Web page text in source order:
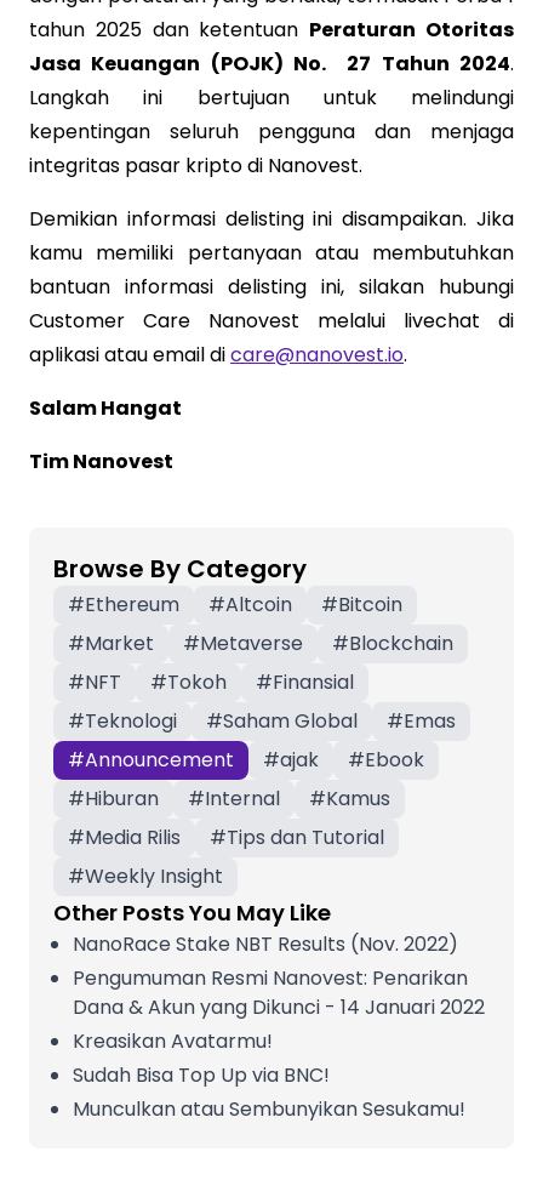
tahun 2025 dan ketentuan Peraturan Otoritas
Jasa Keuangan (POJK) No. 27 Tahun 2024.
Langkah ini bertujuan untuk melindungi
kepentingan seluruh pengguna dan menjaga
integritas pasar kripto di Nanovest.
Demikian informasi delisting ini disampaikan. Jika
kamu memiliki pertanyaan atau membutuhkan
bantuan informasi delisting ini, silakan hubungi
Customer Care Nanovest melalui livechat di
aplikasi atau email dicare@nanovest.io.
Salam Hangat
Tim Nanovest
Browse By Category
#Ethereum #Altcoin #Bitcoin
#Market #Metaverse #Blockchain
#NFT #Tokoh #Finansial
#Teknologi #Saham Global #Emas
#Announcement #ajak #Ebook
#Hiburan #Internal #Kamus
#Media Rilis #Tips dan Tutorial
#Weekly Insight
Other Posts You May Like
NanoRace Stake NBT Results (Nov. 2022)
Pengumuman Resmi Nanovest: Penarikan
Dana & Akun yang Dikunci - 14 Januari 2022
Kreasikan Avatarmu!
Sudah Bisa Top Up via BNC!
Munculkan atau Sembunyikan Sesukamu!